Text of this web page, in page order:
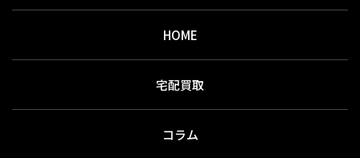
HOME
宅配買取
コラム